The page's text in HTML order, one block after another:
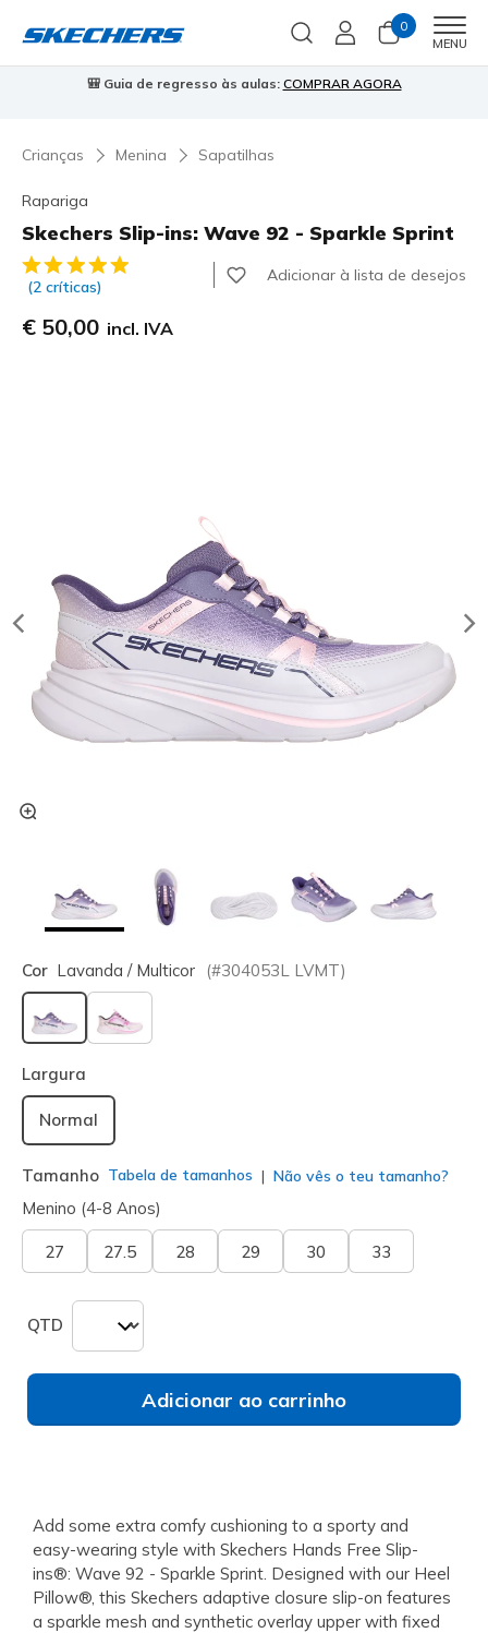
0
MENU
Skechers VIP: 45 dias de devolução para membrosInscreve-te
Crianças Menina Sapatilhas
Rapariga
Skechers Slip-ins: Wave 92 - Sparkle Sprint
5 de 5 – Classificação do cliente
(2 críticas)
Adicionar à lista de desejos
€ 50,00 incl. IVA
Cor Lavanda / Multicor (#304053L LVMT)
selecionado
Largura
Normal
Tamanho Tabela de tamanhos Não vês o teu tamanho?
Menino (4-8 Anos)
27 27.5 28 29 30 33
QTD
Adicionar ao carrinho
Add some extra comfy cushioning to a sporty and
easy-wearing style with Skechers Hands Free Slip-
ins®: Wave 92 - Sparkle Sprint. Designed with our Heel
Pillow®, this Skechers adaptive closure slip-on features
a sparkle mesh and synthetic overlay upper with fixed